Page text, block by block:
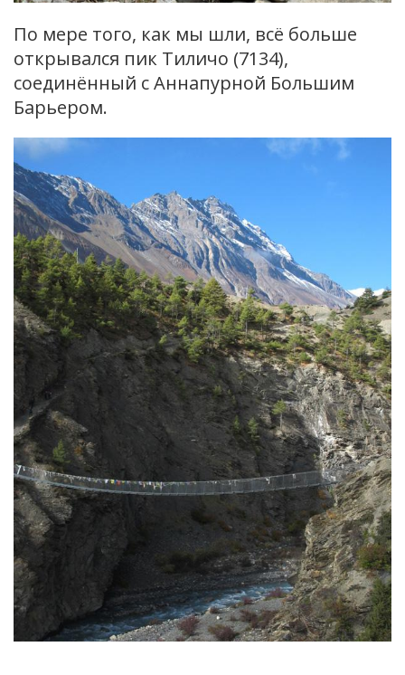
По мере того, как мы шли, всё больше
открывался пик Тиличо (7134),
соединённый с Аннапурной Большим
Барьером.